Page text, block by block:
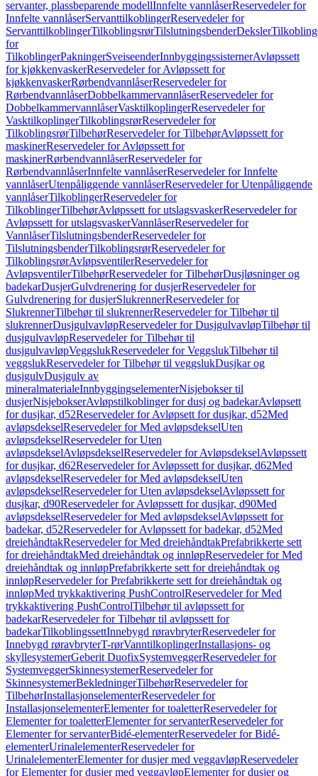
servanter, plassbeparende modellInnfelte vannlåserReservedeler for
Innfelte vannlåserServanttilkoblingerReservedeler for
ServanttilkoblingerTilkoblingsrørTilslutningsbenderDeksler
for
TilkoblingerPakningerSveiseenderInnbyggingssisternerAvløpssett
for kjøkkenvaskerReservedeler for Avløpssett for
kjøkkenvaskerRørbendvannlåserReservedeler for
RørbendvannlåserDobbelkammervannlåserReservedeler for
DobbelkammervannlåserVasktilkoplingerReservedeler for
VasktilkoplingerTilkoblingsrørReservedeler for
TilkoblingsrørTilbehørReservedeler for TilbehørAvløpssett for
maskinerReservedeler for Avløpssett for
maskinerRørbendvannlåserReservedeler for
RørbendvannlåserInnfelte vannlåserReservedeler for Innfelte
vannlåserUtenpåliggende vannlåserReservedeler for Utenpåliggende
vannlåserTilkoblingerReservedeler for
TilkoblingerTilbehørAvløpssett for utslagsvaskerReservedeler for
Avløpssett for utslagsvaskerVannlåserReservedeler for
VannlåserTilslutningsbenderReservedeler for
TilslutningsbenderTilkoblingsrørReservedeler for
TilkoblingsrørAvløpsventilerReservedeler for
AvløpsventilerTilbehørReservedeler for TilbehørDusjløsninger og
badekarDusjerGulvdrenering for dusjerReservedeler for
Gulvdrenering for dusjerSlukrennerReservedeler for
SlukrennerTilbehør til slukrennerReservedeler for Tilbehør til
slukrennerDusjgulvavløpReservedeler for DusjgulvavløpTilbehør til
dusjgulvavløpReservedeler for Tilbehør til
dusjgulvavløpVeggslukReservedeler for VeggslukTilbehør til
veggslukReservedeler for Tilbehør til veggslukDusjkar og
dusjgulvDusjgulv av
mineralmaterialeInnbyggingselementerNisjebokser til
dusjerNisjebokserAvløpstilkoblinger for dusj og badekarAvløpsett
for dusjkar, d52Reservedeler for Avløpsett for dusjkar, d52Med
avløpsdekselReservedeler for Med avløpsdekselUten
avløpsdekselReservedeler for Uten
avløpsdekselAvløpsdekselReservedeler for AvløpsdekselAvløpssett
for dusjkar, d62Reservedeler for Avløpssett for dusjkar, d62Med
avløpsdekselReservedeler for Med avløpsdekselUten
avløpsdekselReservedeler for Uten avløpsdekselAvløpssett for
dusjkar, d90Reservedeler for Avløpssett for dusjkar, d90Med
avløpsdekselReservedeler for Med avløpsdekselAvløpssett for
badekar, d52Reservedeler for Avløpssett for badekar, d52Med
dreiehåndtakReservedeler for Med dreiehåndtakPrefabrikkerte sett
for dreiehåndtakMed dreiehåndtak og innløpReservedeler for Med
dreiehåndtak og innløpPrefabrikkerte sett for dreiehåndtak og
innløpReservedeler for Prefabrikkerte sett for dreiehåndtak og
innløpMed trykkaktivering PushControlReservedeler for Med
trykkaktivering PushControlTilbehør til avløpssett for
badekarReservedeler for Tilbehør til avløpssett for
badekarTilkoblingssettInnebygd røravbryterReservedeler for
Innebygd røravbryterT-rørVanntilkoplingerInstallasjons- og
skyllesystemerGeberit DuofixSystemveggerReservedeler for
SystemveggerSkinnesystemerReservedeler for
SkinnesystemerBekledningerTilbehørReservedeler for
TilbehørInstallasjonselementerReservedeler for
InstallasjonselementerElementer for toaletterReservedeler for
Elementer for toaletterElementer for servanterReservedeler for
Elementer for servanterBidé-elementerReservedeler for Bidé-
elementerUrinalelementerReservedeler for
UrinalelementerElementer for dusjer med veggavløpReservedeler
for Elementer for dusjer med veggavløpElementer for dusjer og